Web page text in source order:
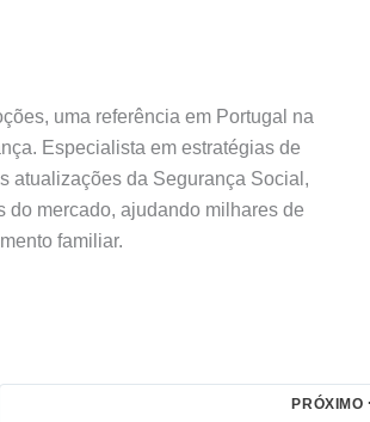
uma referência em Portugal na
Especialista em estratégias de
atualizações da Segurança Social,
do mercado, ajudando milhares de
familiar.
PRÓXIMO